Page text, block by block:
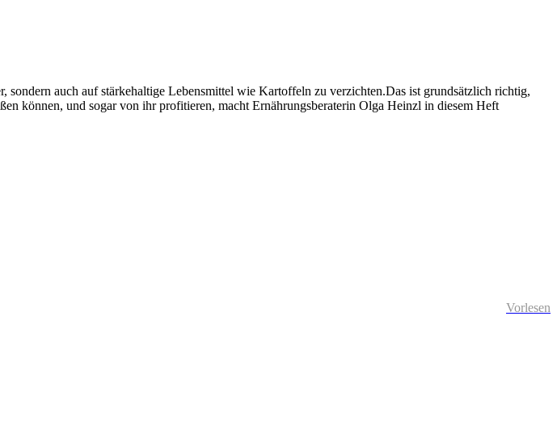
auch auf stärkehaltige Lebensmittel wie Kartoffeln zu verzichten.Das ist grundsätzlich richtig,
können, und sogar von ihr profitieren, macht Ernährungsberaterin Olga Heinzl in diesem Heft
Vorlesen